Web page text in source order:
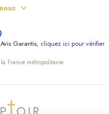
Garantis, cliquez ici pour vérifier
France métropolitaine